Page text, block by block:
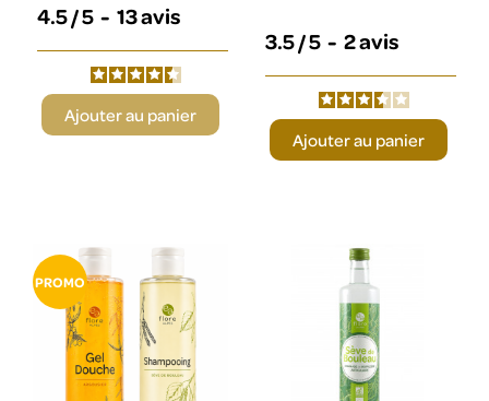
4.5/5 - 13avis
Ajouter au panier
3.5/5 - 2avis
Ajouter au panier
PROMO